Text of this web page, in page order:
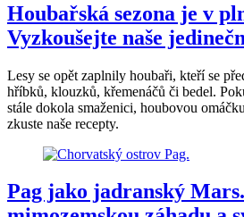
Houbařská sezona je v
Vyzkoušejte naše
Lesy se opět zaplnily houbaři, kteří se
hříbků, klouzků, křemenáčů či bedel.
stále dokola smaženici, houbovou
zkuste naše recepty.
Pag jako jadranský